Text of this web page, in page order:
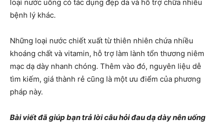
loại nước uống có tác dụng đẹp da và hỗ trợ chữa nhiều
bệnh lý khác.
Những loại nước chiết xuất từ thiên nhiên chứa nhiều
khoáng chất và vitamin, hỗ trợ làm lành tổn thương niêm
mạc dạ dày nhanh chóng. Thêm vào đó, nguyên liệu dễ
tìm kiếm, giá thành rẻ cũng là một ưu điểm của phương
pháp này.
Bài viết đã giúp bạn trả lời câu hỏi đau dạ dày nên uống